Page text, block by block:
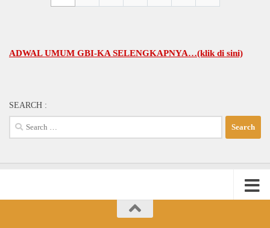
UMUM GBI-KA SELENGKAPNYA…(klik di sini)
SEARCH :
Search
for: